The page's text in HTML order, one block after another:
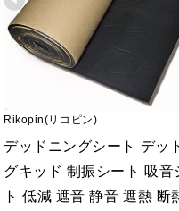
Rikopin(リコピン)
デッドニングシート デッ
グキッド 制振シート 吸音
ト 低減 遮音 静音 遮熱 断